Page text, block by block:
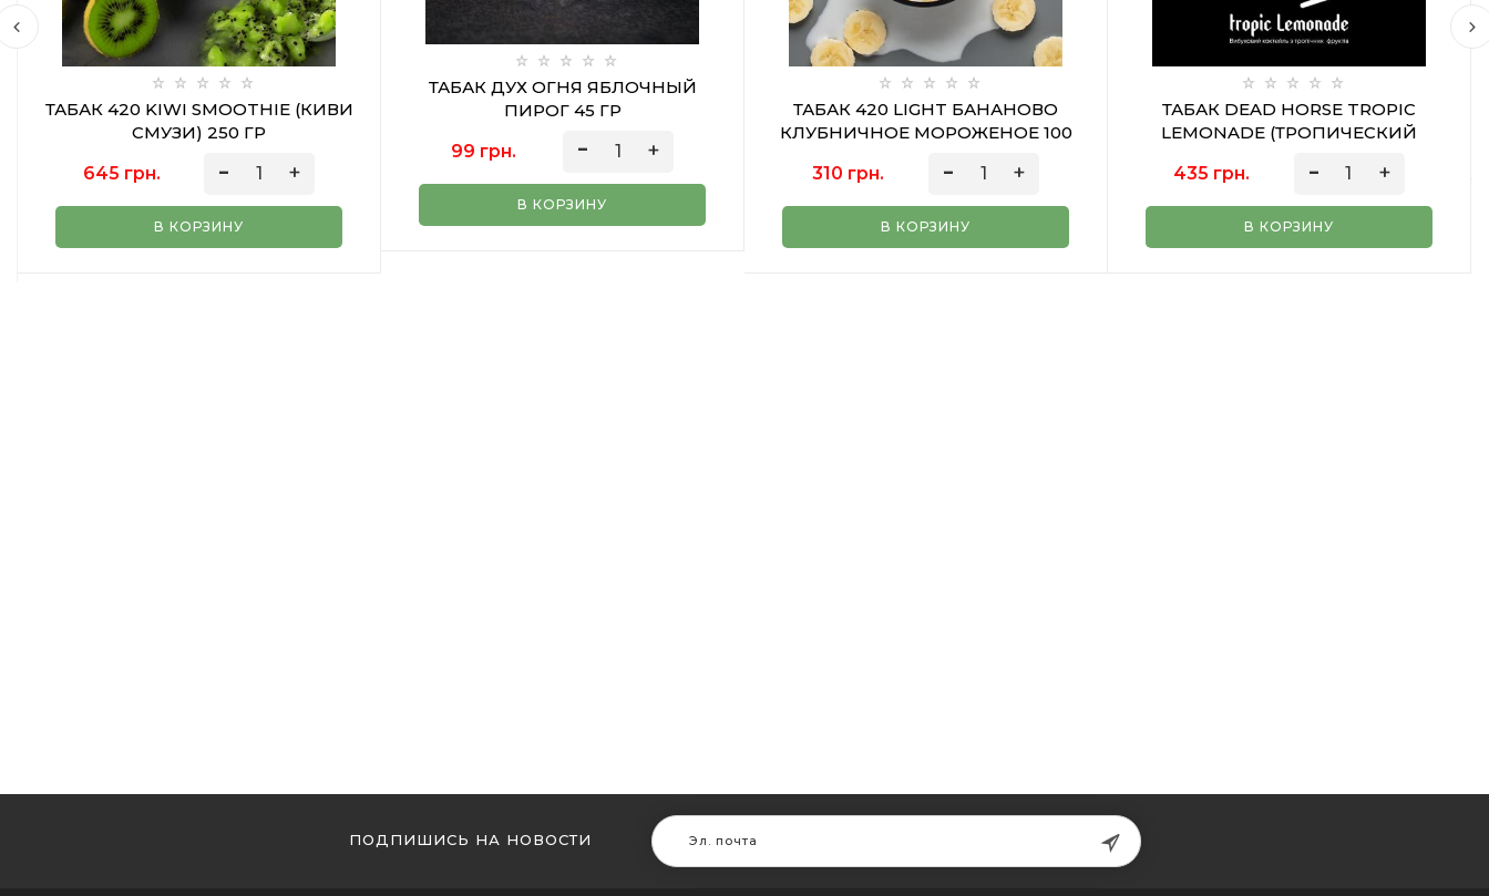
ТАБАК 420 KIWI SMOOTHIE (КИВИ
СМУЗИ) 250 ГР
645 грн.
В КОРЗИНУ
ТАБАК ДУХ ОГНЯ ЯБЛОЧНЫЙ
ПИРОГ 45 ГР
99 грн.
В КОРЗИНУ
ТАБАК 420 LIGHT БАНАНОВО
КЛУБНИЧНОЕ МОРОЖЕНОЕ 100
310 грн.
В КОРЗИНУ
ТАБАК DEAD HORSE TROPIC
LEMONADE (ТРОПИЧЕСКИЙ
435 грн.
В КОРЗИНУ
ПОДПИШИСЬ НА НОВОСТИ